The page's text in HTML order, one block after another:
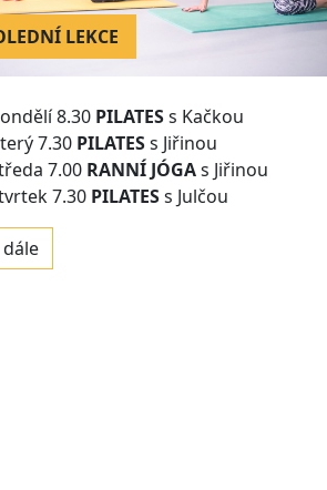
LEKCE
8.30 PILATESs Kačkou
7.30 PILATESs Jiřinou
7.00 RANNÍ JÓGAs Jiřinou
7.30 PILATESs Julčou
dále